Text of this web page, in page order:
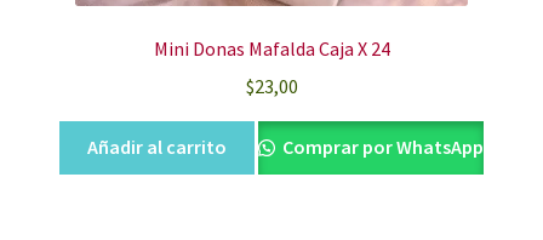
Mini Donas Mafalda Caja X 24
$23,00
Añadir al carrito Comprar por WhatsApp